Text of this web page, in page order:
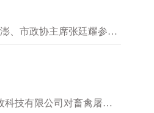
、市政协主席张廷耀参加
技有限公司对畜禽屠宰